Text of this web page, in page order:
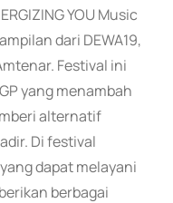
YOU Music
dari DEWA19,
Festival ini
yang menambah
alternatif
Di festival
dapat melayani
berbagai